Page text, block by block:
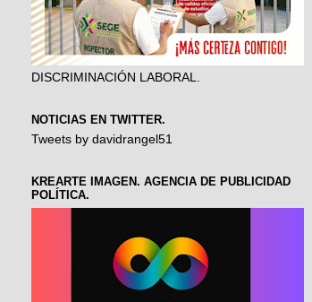
DISCRIMINACIÓN LABORAL.
NOTICIAS EN TWITTER.
Tweets by davidrangel51
KREARTE IMAGEN. AGENCIA DE PUBLICIDAD
POLÍTICA.